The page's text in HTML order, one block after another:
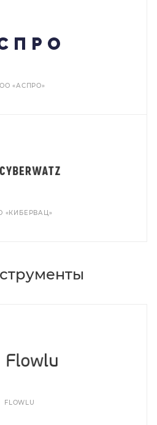
«АСПРО»
«КИБЕРВАЦ»
FLOWLU